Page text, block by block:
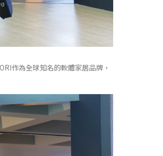
作為全球知名的軟體家居品牌，